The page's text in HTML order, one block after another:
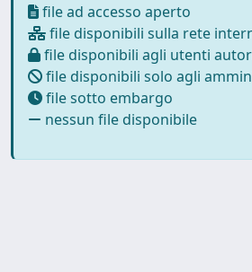
file ad accesso aperto
file disponibili sulla rete
file disponibili agli utenti
file disponibili solo agli
file sotto embargo
nessun file disponibile